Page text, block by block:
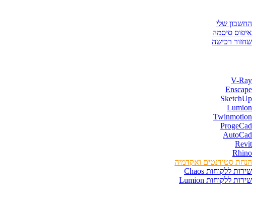
החשבון שלי
איפוס סיסמה
שחזור רכישה
V-Ray
Enscape
SketchUp
Lumion
Twinmotion
ProgeCad
AutoCad
Revit
Rhino
הנחת סטודנטים ואקדמיה
שירות ללקוחות Chaos
שירות ללקוחות Lumion